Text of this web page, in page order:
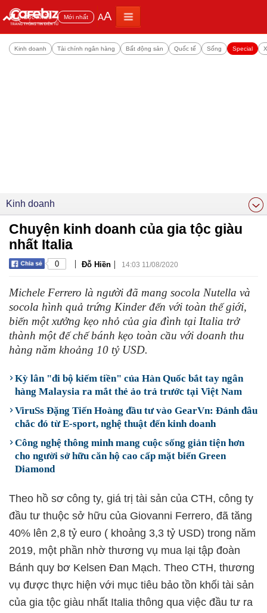
Đọc nhiều Mới nhất AA
Kinh doanh Tài chính ngân hàng Bất động sản Quốc tế Sống Special
Kinh doanh
Chuyện kinh doanh của gia tộc giàu
nhất Italia
0 | Đỗ Hiền | 14:03 11/08/2020
Michele Ferrero là người đã mang socola Nutella và
socola hình quả trứng Kinder đến với toàn thế giới,
biến một xưởng kẹo nhỏ của gia đình tại Italia trở
thành một đế chế bánh kẹo toàn cầu với doanh thu
hàng năm khoảng 10 tỷ USD.
Kỳ lân "đi bộ kiếm tiền" của Hàn Quốc bắt tay ngân
hàng Malaysia ra mắt thẻ ảo trả trước tại Việt Nam
ViruSs Đặng Tiến Hoàng đầu tư vào GearVn: Đánh đâu
chắc đó từ E-sport, nghệ thuật đến kinh doanh
Công nghệ thông minh mang cuộc sống giản tiện hơn
cho người sở hữu căn hộ cao cấp mặt biển Green
Diamond
Theo hồ sơ công ty, giá trị tài sản của CTH, công ty
đầu tư thuộc sở hữu của Giovanni Ferrero, đã tăng
40% lên 2,8 tỷ euro ( khoảng 3,3 tỷ USD) trong năm
2019, một phần nhờ thương vụ mua lại tập đoàn
Bánh quy bơ Kelsen Đan Mạch. Theo CTH, thương
vụ được thực hiện với mục tiêu bảo tồn khối tài sản
của gia tộc giàu nhất Italia thông qua việc đầu tư ra